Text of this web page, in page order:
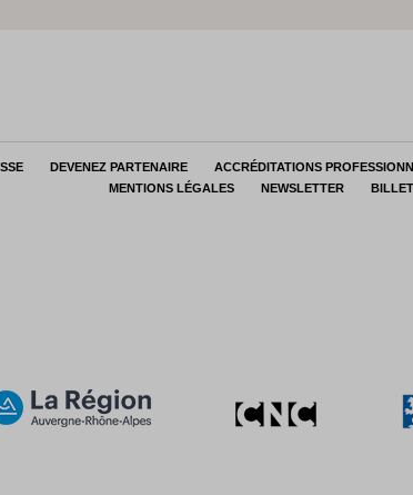
DEVENEZ PARTENAIRE ACCRÉDITATIONS
MENTIONS LÉGALES
NEWSLETTER